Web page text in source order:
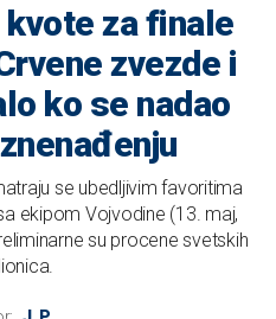
za finale
zvezde i
ko se nadao
se ubedljivim favoritima
ekipom Vojvodine (13. maj,
su procene svetskih